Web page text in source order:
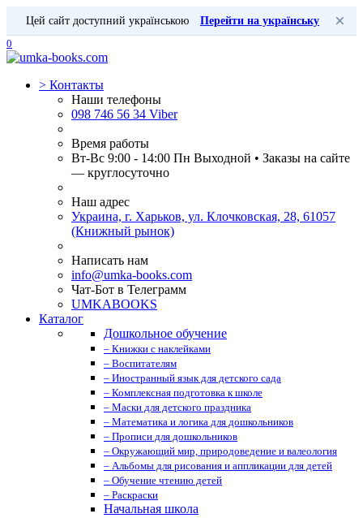
Цей сайт доступний українською Перейти на українську ×
0
> Контакты
Наши телефоны
098 746 56 34 Viber
Время работы
Вт-Вс 9:00 - 14:00 Пн Выходной • Заказы на сайте
— круглосуточно
Наш адрес
Украина, г. Харьков, ул. Клочковская, 28, 61057
(Книжный рынок)
Написать нам
info@umka-books.com
Чат-Бот в Телеграмм
UMKABOOKS
Каталог
Дошкольное обучение
– Книжки с наклейками
– Воспитателям
– Иностранный язык для детского сада
– Комплексная подготовка к школе
– Маски для детского праздника
– Математика и логика для дошкольников
– Прописи для дошкольников
– Окружающий мир, природоведение и валеология
– Альбомы для рисования и аппликации для детей
– Обучение чтению детей
– Раскраски
Начальная школа